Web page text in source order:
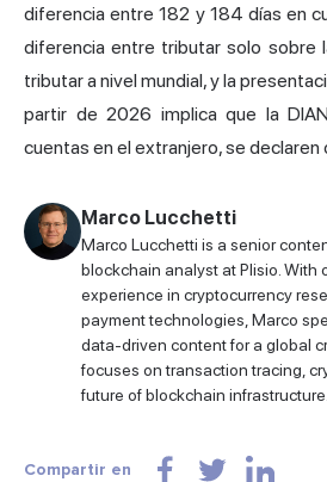
diferencia entre 182 y 184 días en
diferencia entre tributar solo sobre
tributar a nivel mundial, y la
partir de 2026 implica que la
cuentas en el extranjero, se declaren
Marco Lucchetti
Marco Lucchetti is a senior
blockchain analyst at Plisio. With
experience in cryptocurrency
payment technologies, Marco
data-driven content for a global
focuses on transaction tracing,
future of blockchain infrastructure.
Compartir en